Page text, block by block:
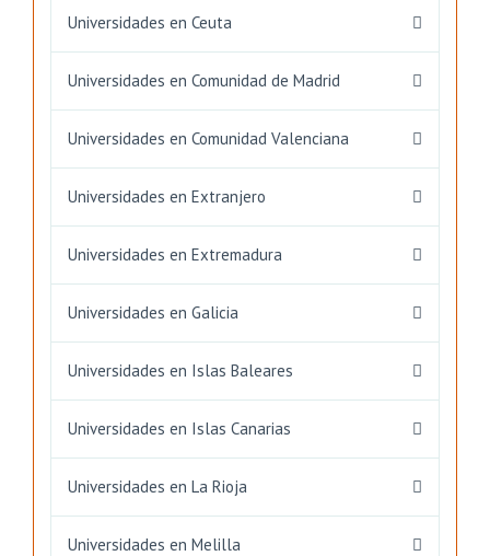
Universidades en Ceuta
Universidades en Comunidad de Madrid
Universidades en Comunidad Valenciana
Universidades en Extranjero
Universidades en Extremadura
Universidades en Galicia
Universidades en Islas Baleares
Universidades en Islas Canarias
Universidades en La Rioja
Universidades en Melilla